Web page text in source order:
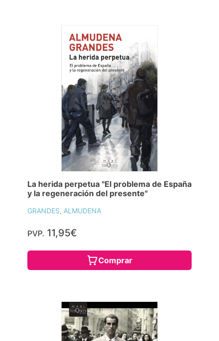
La herida perpetua "El problema de España
y la regeneración del presente"
GRANDES, ALMUDENA
PVP. 11,95€
Comprar